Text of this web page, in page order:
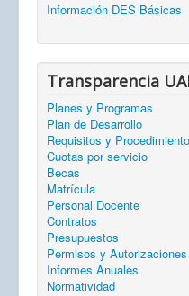
Información DES Básicas
Transparencia
Planes y Programas
Plan de Desarrollo
Requisitos y
Cuotas por servicio
Becas
Matrícula
Personal Docente
Contratos
Presupuestos
Permisos y Autorizaciones
Informes Anuales
Normatividad